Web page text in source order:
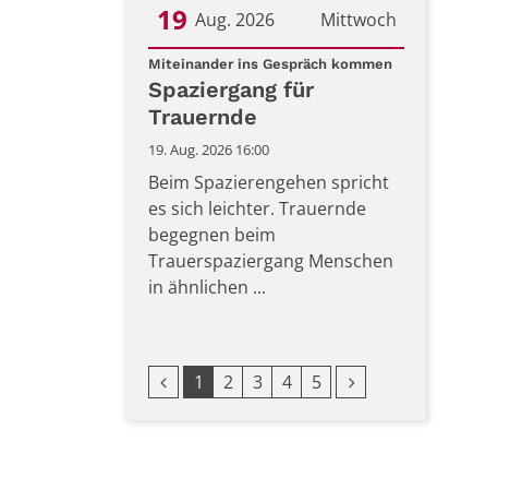
Mittwoch
19 Aug. 2026
Datum: 19. August 2026
Miteinander ins Gespräch kommen:
Spaziergang für
Trauernde
19. Aug. 2026 16:00
Beim Spazierengehen spricht
es sich leichter. Trauernde
begegnen beim
Trauerspaziergang Menschen
in ähnlichen ...
Vorherige Seite
1 2 3 4 5 Nächste Seite